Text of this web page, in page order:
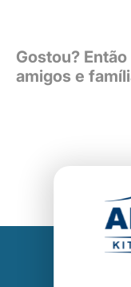
Gostou?
amigos e